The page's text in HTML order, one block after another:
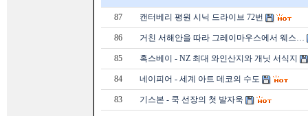
87 캔터베리 평원 시닉 드라이브 72번
86 거친 서해안을 따라 그레이마우스에서 웨스…
85 혹스베이 - NZ 최대 와인산지와 개닛 서식지
84 네이피어 - 세계 아트 데코의 수도
83 기스본 - 쿡 선장의 첫 발자욱